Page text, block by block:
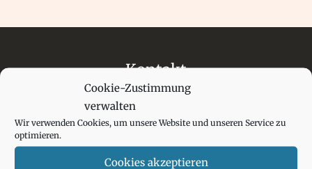
Cookie-Zustimmung
verwalten
Wir verwenden Cookies, um unsere Website und unseren Service zu
optimieren.
Cookies akzeptieren
Kontakt
Babybauch-Kassel.de
@ Skylightphotos
Buchenweg 17